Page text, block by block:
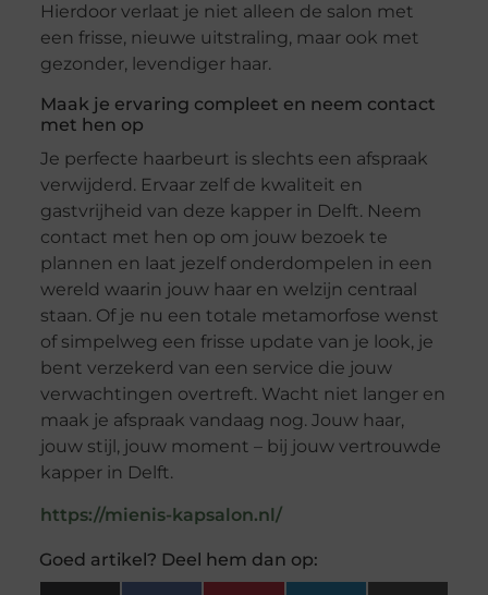
Hierdoor verlaat je niet alleen de salon met
een frisse, nieuwe uitstraling, maar ook met
gezonder, levendiger haar.
Maak je ervaring compleet en neem contact
met hen op
Je perfecte haarbeurt is slechts een afspraak
verwijderd. Ervaar zelf de kwaliteit en
gastvrijheid van deze kapper in Delft. Neem
contact met hen op om jouw bezoek te
plannen en laat jezelf onderdompelen in een
wereld waarin jouw haar en welzijn centraal
staan. Of je nu een totale metamorfose wenst
of simpelweg een frisse update van je look, je
bent verzekerd van een service die jouw
verwachtingen overtreft. Wacht niet langer en
maak je afspraak vandaag nog. Jouw haar,
jouw stijl, jouw moment – bij jouw vertrouwde
kapper in Delft.
https://mienis-kapsalon.nl/
Goed artikel? Deel hem dan op: